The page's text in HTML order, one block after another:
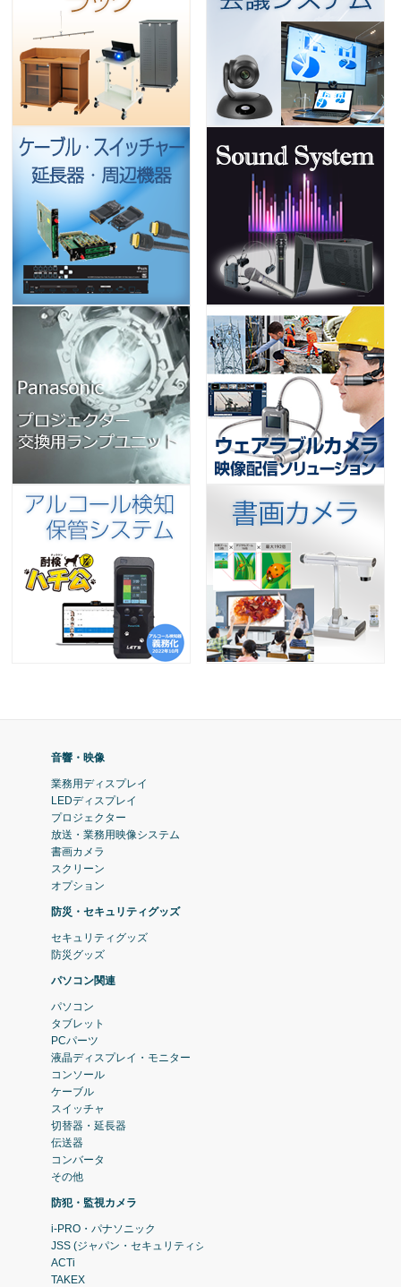
音響・映像
業務用ディスプレイ
LEDディスプレイ
プロジェクター
放送・業務用映像システム
書画カメラ
スクリーン
オプション
防災・セキュリティグッズ
セキュリティグッズ
防災グッズ
パソコン関連
パソコン
タブレット
PCパーツ
液晶ディスプレイ・モニター
コンソール
ケーブル
スイッチャ
切替器・延長器
伝送器
コンバータ
その他
防犯・監視カメラ
i-PRO・パナソニック
JSS (ジャパン・セキュリティシステム)
ACTi
TAKEX